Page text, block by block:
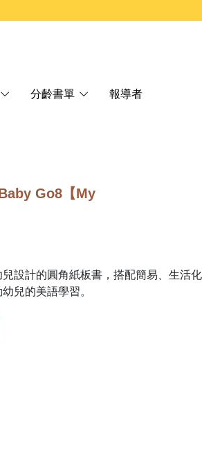
分齡書單 報導者
Go8【My
設計的圓角紙板書，搭配簡易、生活
兒的美語學習。